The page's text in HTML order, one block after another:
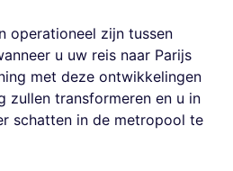
operationeel zijn tussen
u uw reis naar Parijs
met deze ontwikkelingen
zullen transformeren en u in
schatten in de metropool te